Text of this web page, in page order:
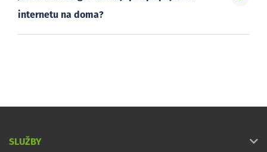
internetu na doma?
SLUŽBY